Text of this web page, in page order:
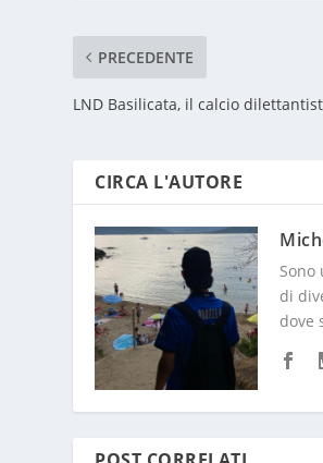
PRECEDENTE
LND Basilicata, il calcio
di
dove